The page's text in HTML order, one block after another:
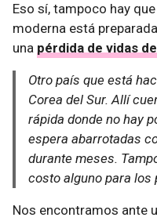
Eso sí, tampoco hay
moderna está
una pérdida de vidas
Otro país que está
Corea del Sur. Allí
rápida donde no hay
espera abarrotadas
durante meses.
costo alguno para los
Nos encontramos ante